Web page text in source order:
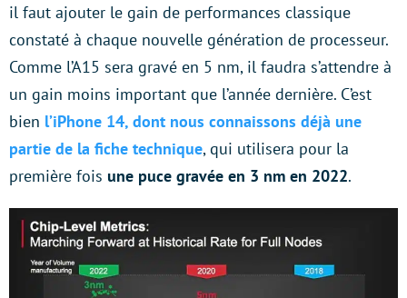
il faut ajouter le gain de performances classique
constaté à chaque nouvelle génération de processeur.
Comme l’A15 sera gravé en 5 nm, il faudra s’attendre à
un gain moins important que l’année dernière. C’est
bien l’iPhone 14, dont nous connaissons déjà une
partie de la fiche technique, qui utilisera pour la
première fois une puce gravée en 3 nm en 2022.